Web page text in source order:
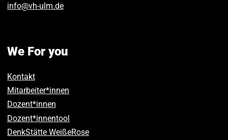
info@vh-ulm.de
We For you
Kontakt
Mitarbeiter*innen
Dozent*innen
Dozent*innentool
DenkStätte WeißeRose